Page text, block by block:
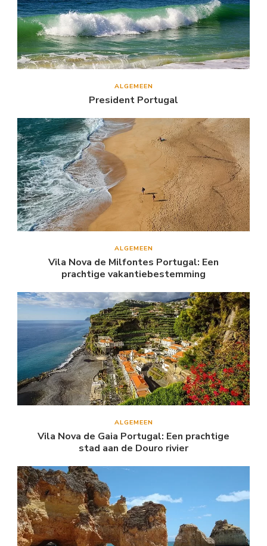
ALGEMEEN
President Portugal
ALGEMEEN
Vila Nova de Milfontes Portugal: Een
prachtige vakantiebestemming
ALGEMEEN
Vila Nova de Gaia Portugal: Een prachtige
stad aan de Douro rivier